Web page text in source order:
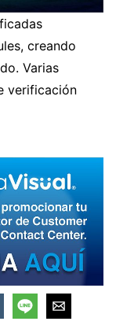
creando
Varias
verificación